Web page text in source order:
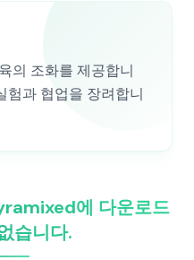
의 조화를 제공합니
험과 협업을 장려합니
에 다운로드
습니다.